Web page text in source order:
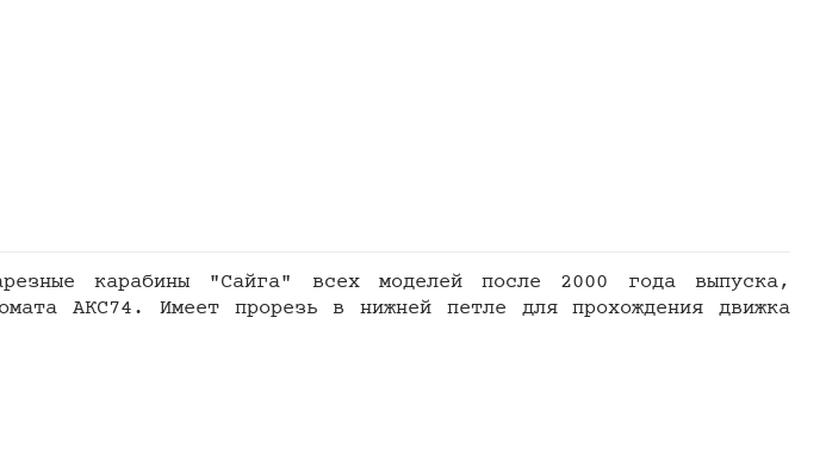
карабины "Сайга" всех моделей после 2000 года выпуска,
АКС74. Имеет прорезь в нижней петле для прохождения движка